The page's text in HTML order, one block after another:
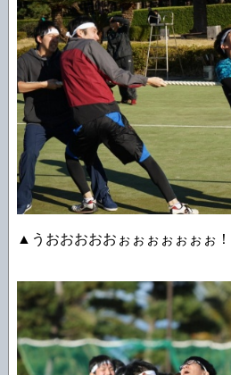
▲うおおおおおぉぉぉぉぉぉぉ